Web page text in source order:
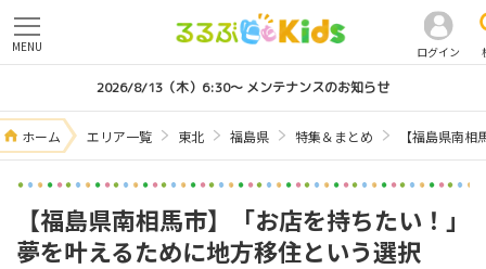
ログイン
MENU
2026/8/13（木）6:30～ メンテナンスのお知らせ
ホーム エリア一覧 東北 福島県 特集＆まとめ 【福島県南
【福島県南相馬市】「お店を持ちたい！」
夢を叶えるために地方移住という選択